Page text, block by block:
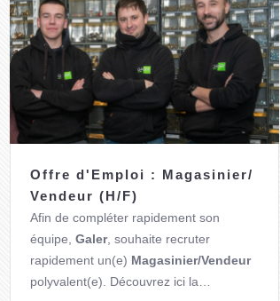
Offre d'Emploi : Magasinier/
Vendeur (H/F)
Afin de compléter rapidement son
équipe Galer, souhaite recruter
rapidement un(e) Magasinier/Vendeur
polyvalent(e) . Découvrez ici la